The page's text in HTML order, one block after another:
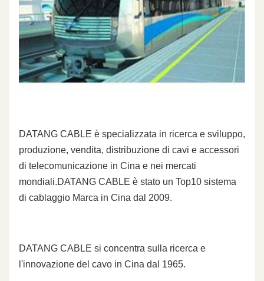
DATANG CABLE è specializzata in ricerca e sviluppo,
produzione, vendita, distribuzione di cavi e accessori
di telecomunicazione in Cina e nei mercati
mondiali.DATANG CABLE è stato un Top10 sistema
di cablaggio Marca in Cina dal 2009.
DATANG CABLE si concentra sulla ricerca e
l'innovazione del cavo in Cina dal 1965.